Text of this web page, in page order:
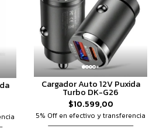
Cargador Auto 12V Puxida
Turbo DK-G26
$10.599,00
5% Off en efectivo y transferencia